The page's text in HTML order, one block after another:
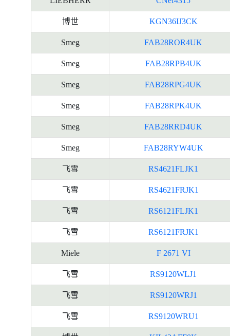
博世 KGN36IJ3CK
Smeg FAB28ROR4UK
Smeg FAB28RPB4UK
Smeg FAB28RPG4UK
Smeg FAB28RPK4UK
Smeg FAB28RRD4UK
Smeg FAB28RYW4UK
飞雪 RS4621FLJK1
飞雪 RS4621FRJK1
飞雪 RS6121FLJK1
飞雪 RS6121FRJK1
Miele F 2671 VI
飞雪 RS9120WLJ1
飞雪 RS9120WRJ1
飞雪 RS9120WRU1